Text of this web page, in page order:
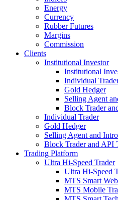
Energy
Currency
Rubber Futures
Margins
Commission
Clients
Institutional Investor
Institutional
Individual
Gold Hedger
Selling Agent
Block Trader
Individual Trader
Gold Hedger
Selling Agent and
Block Trader and API
Trading Platform
Ultra Hi-Speed Trader
Ultra Hi-Speed
MTS Smart
MTS Mobile